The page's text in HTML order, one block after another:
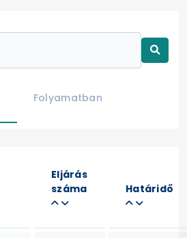
Folyamatban
Eljárás
száma
Határidő